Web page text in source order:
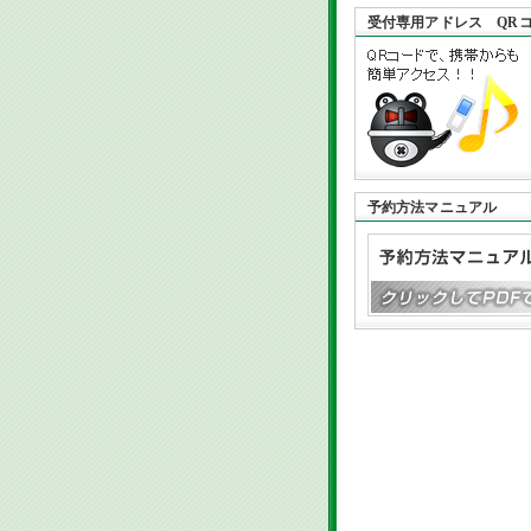
受付専用アドレス QR
予約方法マニュアル